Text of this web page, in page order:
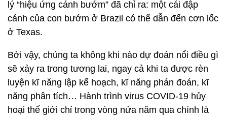
lý “hiệu ứng cánh bướm” đã chỉ ra: một cái đập
cánh của con bướm ở Brazil có thể dẫn đến cơn lốc
ở Texas.
Bởi vậy, chúng ta không khi nào dự đoán nổi điều gì
sẽ xảy ra trong tương lai, ngay cả khi ta được rèn
luyện kĩ năng lập kế hoạch, kĩ năng phán đoán, kĩ
năng phân tích… Hành trình virus COVID-19 hủy
hoại thế giới chỉ trong vòng nửa năm qua chính là